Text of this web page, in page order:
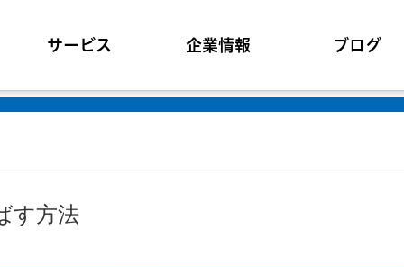
サービス 企業情報 ブログ
す方法